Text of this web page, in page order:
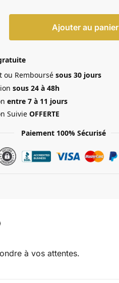
Ajouter au panier
ou Remboursésous 30 jours
sous 24 à 48h
entre 7 à 11 jours
SuivieOFFERTE
Paiement 100% Sécurisé
à vos attentes.